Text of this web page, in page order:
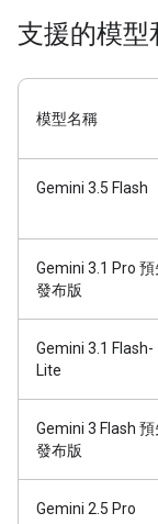
支援的模型
模型名稱
Gemini 3.5 Flash
Gemini 3.1 Pro 預
發布版
Gemini 3.1 Flash-
Lite
Gemini 3 Flash 預
發布版
Gemini 2.5 Pro